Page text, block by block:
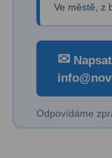
Mikroskopicke sady
Meteostanice52
Domácí21
Ve městě, z
✉
Odpovídáme